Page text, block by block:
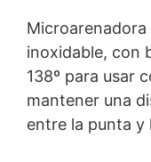
inoxidable, con
138º para usar
mantener una
entre la punta y